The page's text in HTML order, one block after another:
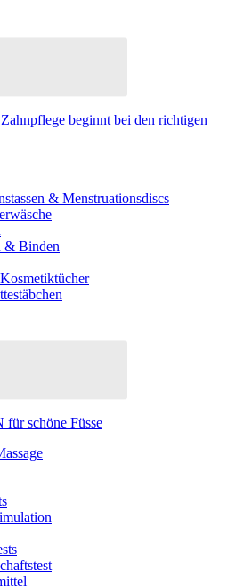
beginnt bei den richtigen
& Menstruationsdiscs
& Binden
schöne Füsse